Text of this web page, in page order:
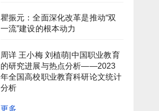
瞿振元：全面深化改革是推动“双
一流”建设的根本动力
周详 王小梅 刘植萌|中国职业教育
的研究进展与热点分析——2023
年全国高校职业教育科研论文统计
分析
更多